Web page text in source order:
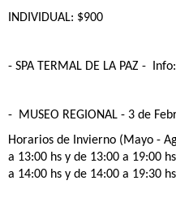
INDIVIDUAL: $900
- SPA TERMAL DE LA PAZ - Info:
- MUSEO REGIONAL - 3 de
Horarios de Invierno (Mayo -
a 13:00 hs y de 13:00 a 19:00
a 14:00 hs y de 14:00 a 19:30 hs